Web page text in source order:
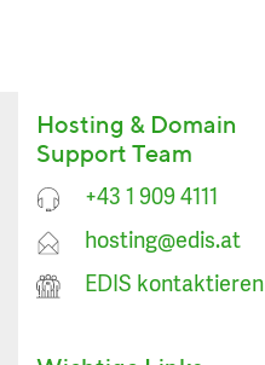
Hosting & Domain
Support Team
+43 1 909 4111
hosting@edis.at
EDIS kontaktieren